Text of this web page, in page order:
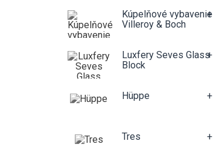
Kúpelňové vybavenie
Villeroy & Boch
+
Luxfery Seves Glass
Block
+
Hüppe +
Tres +